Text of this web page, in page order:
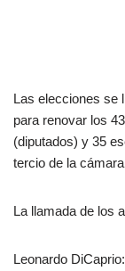
Las elecciones se
para renovar los
(diputados) y 35
tercio de la
La llamada de los
Leonardo